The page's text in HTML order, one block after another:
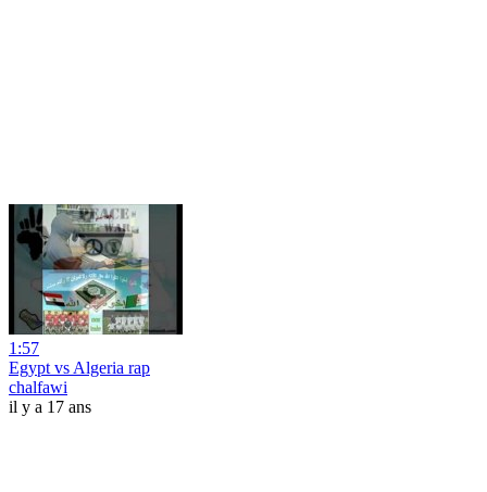
1:57
Egypt vs Algeria rap
chalfawi
il y a 17 ans